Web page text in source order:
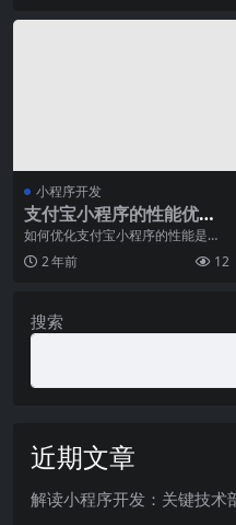
小程序开发
支付宝小程序的性能优化
有哪些技巧？
如何优化支付宝小程序的性能是一
个技术专家需要着重关注的问题。
以下是我对支付宝小程
2 年前 12
搜索
近期文章
解读小程序开发：关键技术